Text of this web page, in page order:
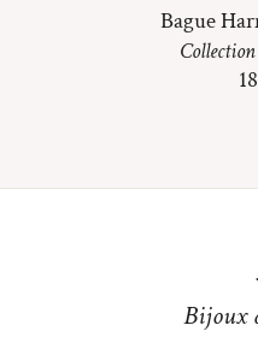
Bague
Bijoux